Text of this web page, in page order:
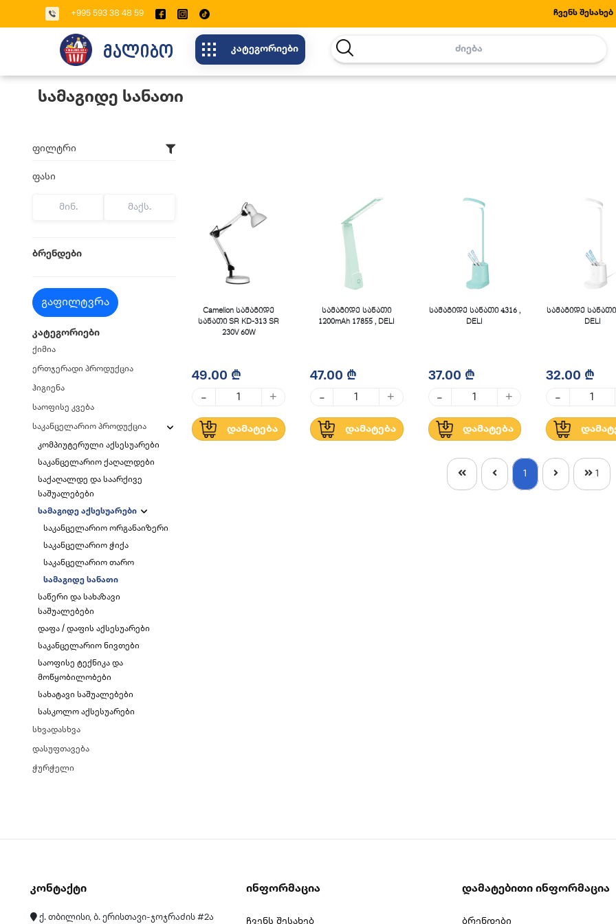
+995 593 38 48 59 Ჩვენს Შესახებ
Მალიბო Კატეგორიები
Სამაგიდე Სანათი
Ფილტრი
ფასი
ბრენდები
გაფილტვრა
კატეგორიები
ქიმია
ერთჯერადი პროდუქცია
ჰიგიენა
საოფისე კვება
საკანცელარიო პროდუქცია
კომპიუტერული აქსესუარები
საკანცელარიო ქაღალდები
საქაღალდე და საარქივე
საშუალებები
სამაგიდე აქსესუარები
საკანცელარიო ორგანაიზერი
საკანცელარიო ჭიქა
საკანცელარიო თარო
სამაგიდე სანათი
საწერი და სახაზავი
საშუალებები
დაფა / დაფის აქსესუარები
საკანცელარიო ნივთები
საოფისე ტექნიკა და
მოწყობილობები
სახატავი საშუალებები
სასკოლო აქსესუარები
სხვადასხვა
დასუფთავება
ჭურჭელი
Camelion სამაგიდე
სანათი SR KD-313 SR
230V 60W
49.00 ₾
- +
დამატება
სამაგიდე სანათი
1200mAh 17855 , DELI
47.00 ₾
- +
დამატება
სამაგიდე სანათი 4316 ,
DELI
37.00 ₾
- +
დამატება
სამაგიდე სანათი
DELI
32.00 ₾
-
1 1
Კონტაქტი
ქ. თბილისი, ბ. ერისთავი-ჯოჯრაძის #2ა
Ინფორმაცია
ჩვენს შესახებ
Დამატებითი Ინფორმაცია
ბრენდები